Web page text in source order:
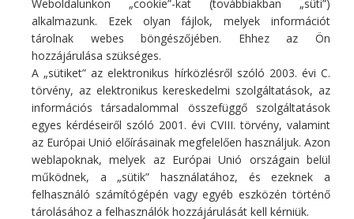
Monosplit oldalfali klíma
266 900 Ft
Monosplit oldalfali klíma
406 900Ft
Fő profilunk hűtő/fűtő légkondicionáló berendezések, hőszivattyúk
értékesítése, szakszerű telepítése, karbantartása, tisztítása, javítása.
E-mail:info@coolcontrol.hu
Telefon: +36 (30) 978-0649
Telefon: +36 (30) 542-0613
Weboldalunkon „cookie”-kat (továbbiakban „süti”)
alkalmazunk. Ezek olyan fájlok, melyek információt
tárolnak webes böngészőjében. Ehhez az Ön
hozzájárulása szükséges.
A „sütiket” az elektronikus hírközlésről szóló 2003. évi C.
törvény, az elektronikus kereskedelmi szolgáltatások, az
információs társadalommal összefüggő szolgáltatások
egyes kérdéseiről szóló 2001. évi CVIII. törvény, valamint
az Európai Unió előírásainak megfelelően használjuk. Azon
weblapoknak, melyek az Európai Unió országain belül
működnek, a „sütik” használatához, és ezeknek a
felhasználó számítógépén vagy egyéb eszközén történő
tárolásához a felhasználók hozzájárulását kell kérniük.